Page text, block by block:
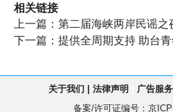
相关链接
上一篇： 第二届海峡两岸民谣
下一篇： 提供全周期支持 助台
关于我们 法律声明 广告服务
备案/许可证编号： 京